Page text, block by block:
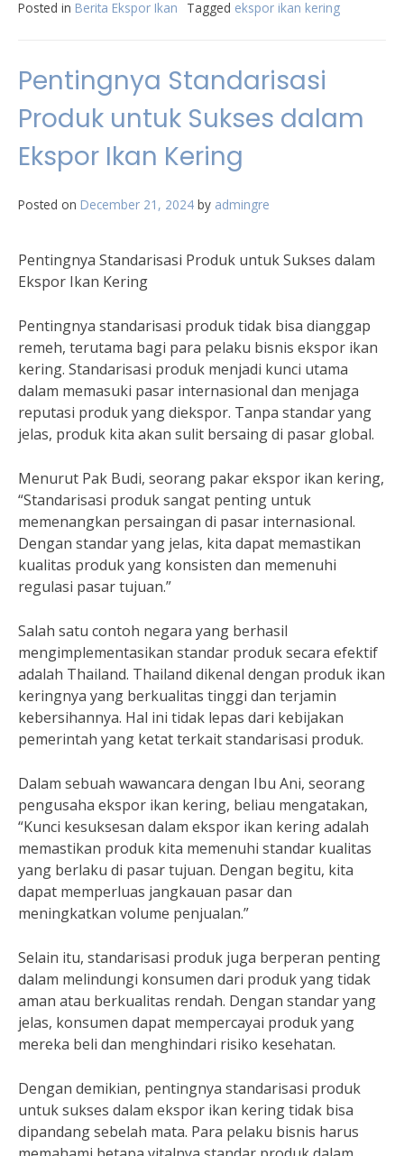
Posted in Berita Ekspor Ikan Tagged ekspor ikan kering
Pentingnya Standarisasi
Produk untuk Sukses dalam
Ekspor Ikan Kering
Posted on December 21, 2024 by admingre
Pentingnya Standarisasi Produk untuk Sukses dalam
Ekspor Ikan Kering
Pentingnya standarisasi produk tidak bisa dianggap
remeh, terutama bagi para pelaku bisnis ekspor ikan
kering. Standarisasi produk menjadi kunci utama
dalam memasuki pasar internasional dan menjaga
reputasi produk yang diekspor. Tanpa standar yang
jelas, produk kita akan sulit bersaing di pasar global.
Menurut Pak Budi, seorang pakar ekspor ikan kering,
“Standarisasi produk sangat penting untuk
memenangkan persaingan di pasar internasional.
Dengan standar yang jelas, kita dapat memastikan
kualitas produk yang konsisten dan memenuhi
regulasi pasar tujuan.”
Salah satu contoh negara yang berhasil
mengimplementasikan standar produk secara efektif
adalah Thailand. Thailand dikenal dengan produk ikan
keringnya yang berkualitas tinggi dan terjamin
kebersihannya. Hal ini tidak lepas dari kebijakan
pemerintah yang ketat terkait standarisasi produk.
Dalam sebuah wawancara dengan Ibu Ani, seorang
pengusaha ekspor ikan kering, beliau mengatakan,
“Kunci kesuksesan dalam ekspor ikan kering adalah
memastikan produk kita memenuhi standar kualitas
yang berlaku di pasar tujuan. Dengan begitu, kita
dapat memperluas jangkauan pasar dan
meningkatkan volume penjualan.”
Selain itu, standarisasi produk juga berperan penting
dalam melindungi konsumen dari produk yang tidak
aman atau berkualitas rendah. Dengan standar yang
jelas, konsumen dapat mempercayai produk yang
mereka beli dan menghindari risiko kesehatan.
Dengan demikian, pentingnya standarisasi produk
untuk sukses dalam ekspor ikan kering tidak bisa
dipandang sebelah mata. Para pelaku bisnis harus